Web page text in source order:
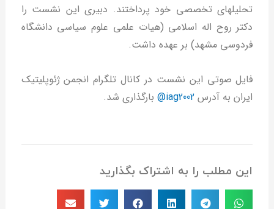
تحلیل‎های تخصصی خود پرداختند. دبیری این نشست را
دکتر روح اله اسلامی (هیات علمی علوم سیاسی دانشگاه
فردوسی مشهد) بر عهده داشت.
فایل صوتی این نشست در کانال تلگرام انجمن ژئوپلیتیک
ایران به آدرس iag2002@ بارگذاری شد.
این مطلب را به اشتراک بگذارید